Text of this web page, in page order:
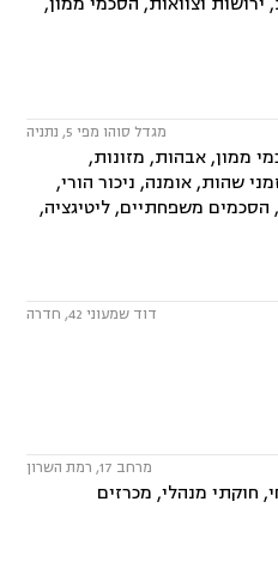
מגדל סוהו מפי 5, נתניה
ממון, אבהות, מזונות,
שהות, אומנה, ניכור הורי,
הסכמים משפחתיים, ליטיגציה,
דוד שמעוני 42, חדרה
מרחב 17, רמת השרון
חוקתי מנהלי, מכרזים